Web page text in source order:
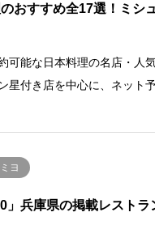
のおすすめ全17選！ミシ
可能な日本料理の名店・人
星付き店を中心に、ネット
ヨ
」兵庫県の掲載レスト